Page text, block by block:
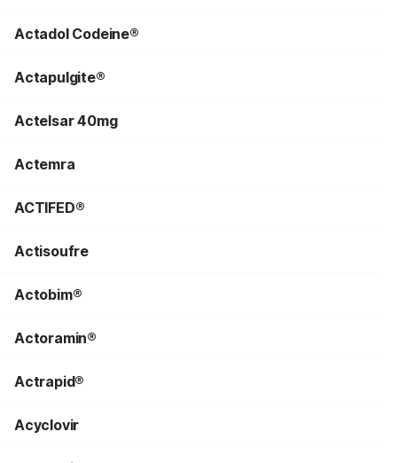
Actadol Codeine®
Actapulgite®
Actelsar 40mg
Actemra
ACTIFED®
Actisoufre
Actobim®
Actoramin®
Actrapid®
Acyclovir